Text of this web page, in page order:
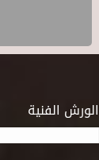
الورش الفنية